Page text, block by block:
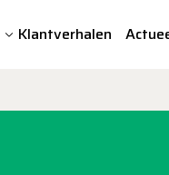
Klantverhalen